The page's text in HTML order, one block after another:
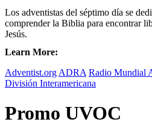
Los adventistas del séptimo día se
comprender la Biblia para encontrar
Jesús.
Learn More:
Adventist.org ADRA Radio Mundial
División Interamericana
Promo UVOC